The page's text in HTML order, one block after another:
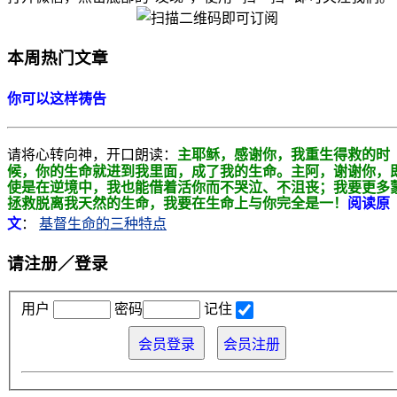
本周热门文章
你可以这样祷告
请将心转向神，开口朗读： 主耶稣，感谢你，我重生得救的时
候，你的生命就进到我里面，成了我的生命。主阿， 谢谢你，
使是在逆境中，我也能借着活你而不哭泣、不沮丧；我要更多
拯救脱离我天然的生命，我要在生命上与你完全是一！ 阅读原
文： 基督生命的三种特点
请注册／登录
用户 密码 记住